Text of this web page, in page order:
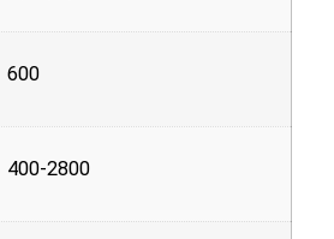
600
400-2800